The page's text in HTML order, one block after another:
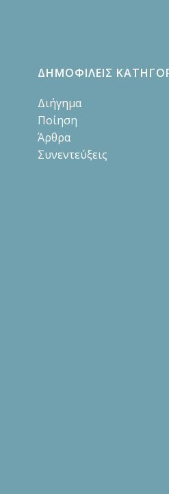
ΔΗΜΟΦΙΛΕΙΣ
Διήγημα
Ποίηση
Άρθρα
Συνεντεύξεις